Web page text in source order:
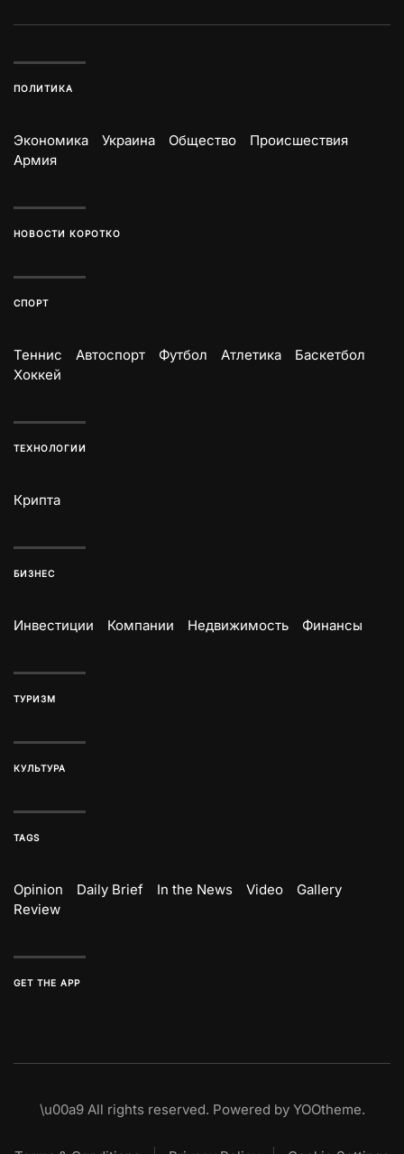
ПОЛИТИКА
Экономика Украина Общество
Происшествия
Армия
НОВОСТИ КОРОТКО
СПОРТ
Теннис Автоспорт Футбол Атлетика
Баскетбол
Хоккей
ТЕХНОЛОГИИ
Крипта
БИЗНЕС
Инвестиции Компании Недвижимость Финансы
ТУРИЗМ
КУЛЬТУРА
TAGS
Opinion Daily Brief In the News Video
Gallery
Review
GET THE APP
\u00a9 All rights reserved. Powered by YOOtheme.